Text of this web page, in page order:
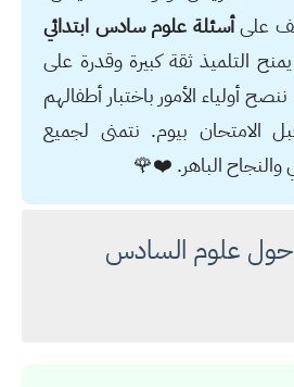
علىأسئلة علوم سادس ابتدائي
يمنح التلميذ ثقة كبيرة وقدرة على
ننصح أولياء الأمور باختبار أطفالهم
الامتحان بيوم. نتمنى لجميع
والنجاح الباهر. ❤️🌹
حول علوم السادس